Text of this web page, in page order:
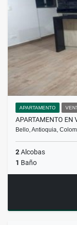
APARTAMENTO
APARTAMENTO EN
Bello, Antioquia,
2Alcobas
1 Baño